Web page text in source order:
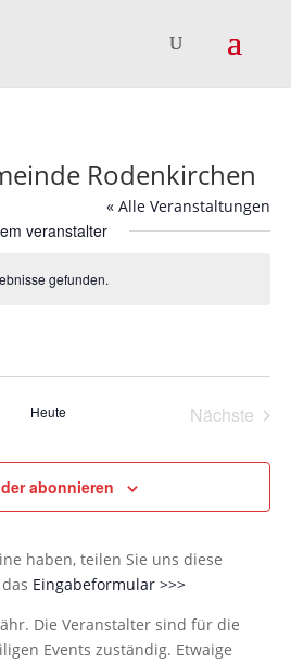
Rodenkirchen
« Alle Veranstaltungen
veranstalter
gefunden.
Heute
Nächste
abonnieren
haben, teilen Sie uns diese
Eingabeformular >>>
Die Veranstalter sind für die
Events zuständig. Etwaige